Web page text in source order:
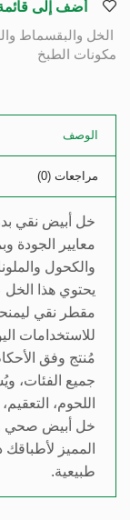
أضف إلى
الخل والبقسماط
مكونات الطبخ
الوصف
مراجعات (0)
معايير الجودة
والكحول
يحتوي هذا
مقطر نقي
للاستخدامات
مُنتج وفق
جميع الفئات،
اللحوم،
خل أبيض صحي
المميز
طبيعية.